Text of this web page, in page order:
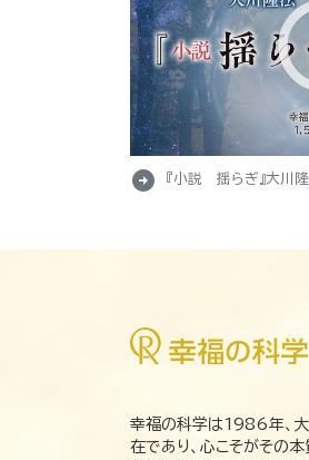
arrow_circle_right 『小説 揺らぎ』大川
幸福の科学は1986年、大
在であり、心こそがその